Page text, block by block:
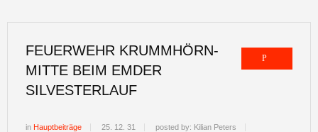
FEUERWEHR KRUMMHÖRN-
MITTE BEIM EMDER
SILVESTERLAUF
in Hauptbeiträge 25. 12. 31
posted by: Kilian Peters